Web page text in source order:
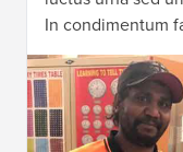
In condimentum